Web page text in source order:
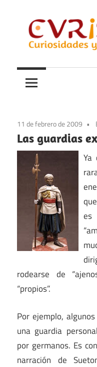
contenido
Curistoria
y
anécdotas
historia
11 de febrero de 2009
Las guardias
Ya
es
rodearse de
“propios”.
Por ejemplo,
una guardia
por germanos. Es
narración de